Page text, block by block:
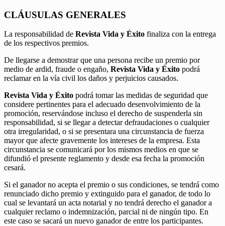
CLÁUSULAS GENERALES
La responsabilidad de Revista Vida y Éxito finaliza con la entrega
de los respectivos premios.
De llegarse a demostrar que una persona recibe un premio por
medio de ardid, fraude o engaño, Revista Vida y Éxito podrá
reclamar en la vía civil los daños y perjuicios causados.
Revista Vida y Éxito podrá tomar las medidas de seguridad que
considere pertinentes para el adecuado desenvolvimiento de la
promoción, reservándose incluso el derecho de suspenderla sin
responsabilidad, si se llegar a detectar defraudaciones o cualquier
otra irregularidad, o si se presentara una circunstancia de fuerza
mayor que afecte gravemente los intereses de la empresa. Esta
circunstancia se comunicará por los mismos medios en que se
difundió el presente reglamento y desde esa fecha la promoción
cesará.
Si el ganador no acepta el premio o sus condiciones, se tendrá como
renunciado dicho premio y extinguido para el ganador, de todo lo
cual se levantará un acta notarial y no tendrá derecho el ganador a
cualquier reclamo o indemnización, parcial ni de ningún tipo. En
este caso se sacará un nuevo ganador de entre los participantes.